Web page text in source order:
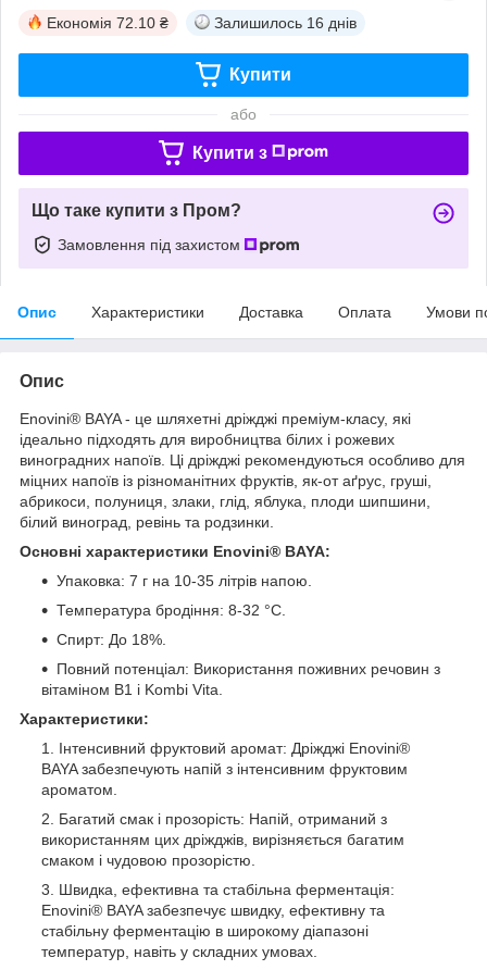
Економія 72.10 ₴ Залишилось 16 днів
Купити
або
Купити з
Що таке купити з Пром?
Замовлення під захистом
Опис Характеристики Доставка Оплата Умови
Опис
Enovini® BAYA - це шляхетні дріжджі преміум-класу, які
ідеально підходять для виробництва білих і рожевих
виноградних напоїв. Ці дріжджі рекомендуються особливо для
міцних напоїв із різноманітних фруктів, як-от аґрус, груші,
абрикоси, полуниця, злаки, глід, яблука, плоди шипшини,
білий виноград, ревінь та родзинки.
Основні характеристики Enovini® BAYA:
Упаковка: 7 г на 10-35 літрів напою.
Температура бродіння: 8-32 °C.
Спирт: До 18%.
Повний потенціал: Використання поживних речовин з
вітаміном B1 і Kombi Vita.
Характеристики:
Інтенсивний фруктовий аромат: Дріжджі Enovini®
BAYA забезпечують напій з інтенсивним фруктовим
ароматом.
Багатий смак і прозорість: Напій, отриманий з
використанням цих дріжджів, вирізняється багатим
смаком і чудовою прозорістю.
Швидка, ефективна та стабільна ферментація:
Enovini® BAYA забезпечує швидку, ефективну та
стабільну ферментацію в широкому діапазоні
температур, навіть у складних умовах.